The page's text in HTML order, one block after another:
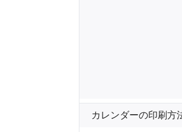
カレンダーの印刷方